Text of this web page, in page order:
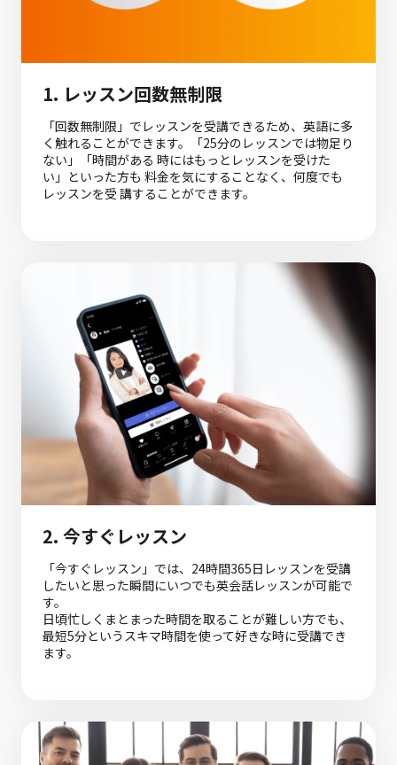
1. レッスン回数無制限
「回数無制限」でレッスンを受講できるため、英語に多
く触れることができます。
「25分のレッスンでは物足り
ない」「時間がある 時にはもっとレッスンを受けた
い」といった方も 料金を気にすることなく、何度でも
レッスンを受 講することができます。
2. 今すぐレッスン
「今すぐレッスン」では、24時間365日レッスンを受講
したいと思った瞬間にいつでも英会話レッスンが可能で
す。
日頃忙しくまとまった時間を取ることが難しい方でも、
最短5分というスキマ時間を使って好きな時に受講でき
ます。